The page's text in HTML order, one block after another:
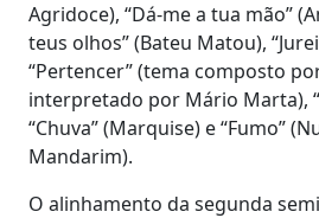
Agridoce), “Dá-me a tua mão”
teus olhos” (Bateu Matou),
“Pertencer” (tema composto
interpretado por Mário Marta),
“Chuva” (Marquise) e “Fumo”
Mandarim).
O alinhamento da segunda